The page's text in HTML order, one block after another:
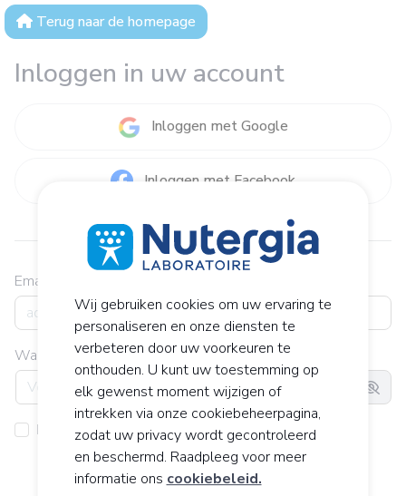
Terug naar de homepage
Inloggen in uw account
Inloggen met Google
Inloggen met Facebook
ou
Email
Wachtwoord
Mij herinneren
Inloggen
Wij gebruiken cookies om uw ervaring te
personaliseren en onze diensten te
verbeteren door uw voorkeuren te
onthouden. U kunt uw toestemming op
elk gewenst moment wijzigen of
intrekken via onze cookiebeheerpagina,
zodat uw privacy wordt gecontroleerd
en beschermd. Raadpleeg voor meer
informatie ons cookiebeleid.